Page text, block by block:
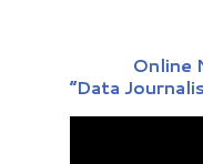
Online
“Data